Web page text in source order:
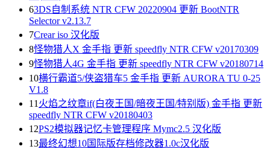
63DS自制系统 NTR CFW 20220904 更新 BootNTR
Selector v2.13.7
7Crear iso 汉化版
8怪物猎人X 金手指 更新 speedfly NTR CFW v20170309
9怪物猎人4G 金手指 更新 speedfly NTR CFW v20180714
10横行霸道5/侠盗猎车5 金手指 更新 AURORA TU 0-25
V1.8
11火焰之纹章if(白夜王国/暗夜王国/特别版) 金手指 更新
speedfly NTR CFW v20180403
12PS2模拟器记忆卡管理程序 Mymc2.5 汉化版
13最终幻想10国际版存档修改器1.0c汉化版